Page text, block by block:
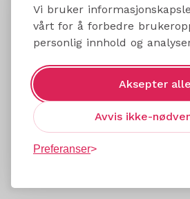
Vi bruker
vårt for å forbedre
personlig innhold og
Aksepter alle
Avvis ikke-
Preferanser